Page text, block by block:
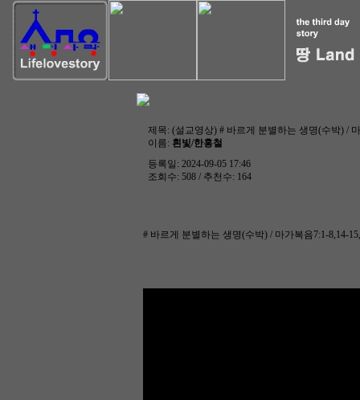
제목: (설교영상) # 바르게 분별하는 생명(수박) /
이름: 흰빛/한홍철
등록일: 2024-09-05 17:46
조회수: 508 / 추천수: 164
# 바르게 분별하는 생명(수박) / 마가복음7:1-8,14-